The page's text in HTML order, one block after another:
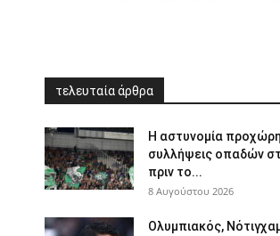
τελευταία άρθρα
Η αστυνομία
συλλήψεις οπαδών
πριν το...
8 Αυγούστου 2026
Ολυμπιακός,